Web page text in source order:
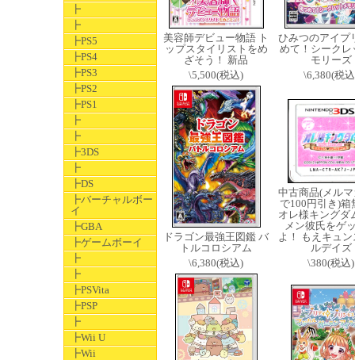
┣
┣
┣PS5
┣PS4
┣PS3
┣PS2
┣PS1
┣
┣
┣3DS
┣
┣DS
┣バーチャルボー
イ
┣GBA
┣ゲームボーイ
┣
┣
┣PSVita
┣PSP
┣
┣Wii U
┣Wii
美容師デビュー物語 ト
ップスタイリストをめ
ざそう！ 新品
\5,500(税込)
ひみつのアイプ
めて！シークレ
モリーズ
\6,380(税
ドラゴン最強王図鑑 バ
トルコロシアム
\6,380(税込)
中古商品(メル
で100円引き)箱
オレ様キングダ
メン彼氏をゲ
よ！ もえキュ
ルデイズ
\380(税込)